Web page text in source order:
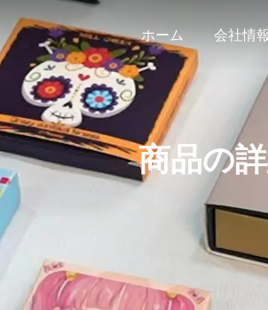
ホーム 会社情報
商品の